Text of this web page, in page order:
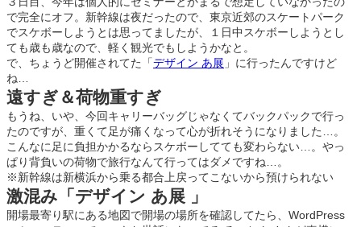
で完全にオフ。新幹線は夜だったので、東京近郊のスケートパーク
でスケボーしようとは思ってましたが、１日中スケボーしようとし
ても歳も歳なので、軽く観光でもしようかなと。
で、ちょうど開催されてた「デザイン あ展 」に行ったんですけど
ね…
遠すぎ＆荷物重すぎ
もうね、いや、今回キャリーバッグじゃなくてバックパックで行っ
たのですが、重くて足が痛くなって心が折れそうになりました…。
こんなに足に負担かかるならスケボーしてても変わらない…。やっ
ぱり背負いの荷物で旅行なんて行ってはダメですね…。
※新幹線は新横浜から乗る都合上戻ってこないから預けられない
激混み「デザイン あ展 」
開場最寄り駅にある地図で開場の場所を確認してたら、WordPress